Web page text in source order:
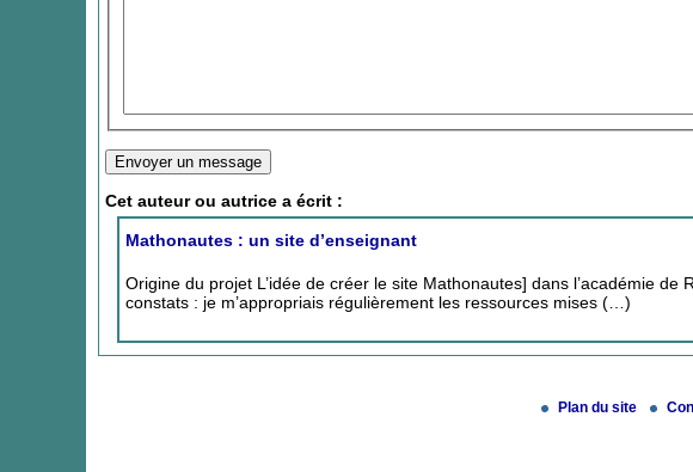
Cet auteur ou autrice a écrit :
Mathonautes : un site d’enseignant
Origine du projet L’idée de créer le site Mathonautes] dans l’académie
constats : je m’appropriais régulièrement les ressources mises (…)
Plan du site